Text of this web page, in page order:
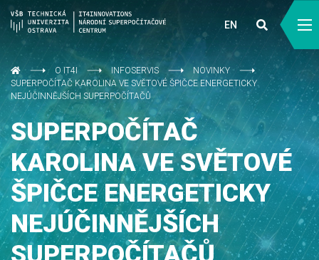
EN
O IT4I INFOSERVIS
NOVINKY
SUPERPOČÍTAČ KAROLINA VE SVĚTOVÉ ŠPIČCE ENERGETICKY
NEJÚČINNĚJŠÍCH SUPERPOČÍTAČŮ
SUPERPOČÍTAČ
KAROLINA VE SVĚTOVÉ
ŠPIČCE ENERGETICKY
NEJÚČINNĚJŠÍCH